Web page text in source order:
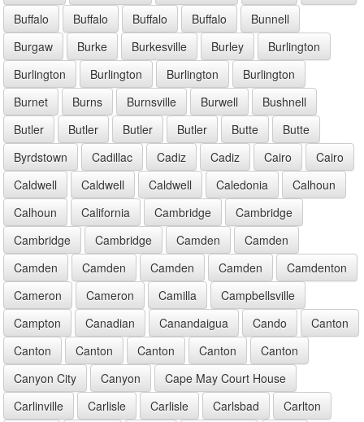
Buffalo
Buffalo Buffalo Buffalo
Bunnell
Burgaw
Burke Burkesville Burley
Burlington
Burlington
Burlington Burlington
Burlington
Burnet
Burns Burnsville Burwell
Bushnell
Butler
Butler Butler Butler Butte
Butte
Byrdstown
Cadillac Cadiz Cadiz Cairo
Cairo
Caldwell
Caldwell Caldwell Caledonia
Calhoun
Calhoun
California Cambridge
Cambridge
Cambridge
Cambridge Camden
Camden
Camden
Camden Camden Camden
Camdenton
Cameron
Cameron Camilla
Campbellsville
Campton
Canadian Canandaigua Cando
Canton
Canton
Canton Canton Canton
Canton
Canyon City
Canyon
Cape May Court House
Carlinville
Carlisle Carlisle Carlsbad Carlton